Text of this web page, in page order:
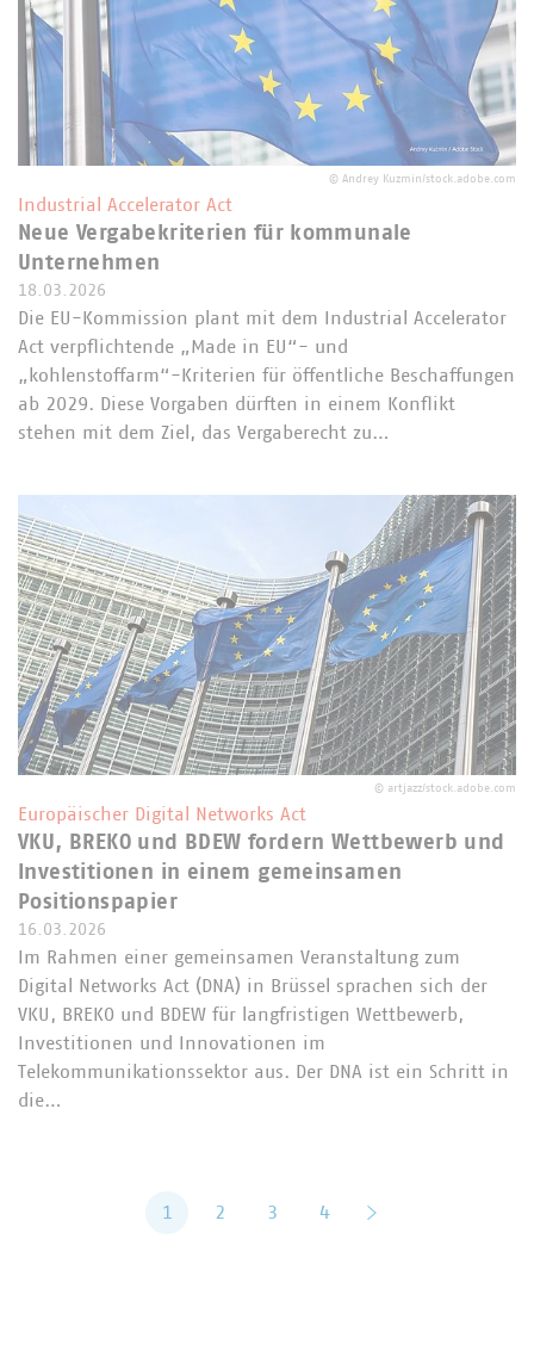
© Andrey Kuzmin/stock.adobe.com
Industrial Accelerator Act
Neue Vergabekriterien für kommunale
Unternehmen
18.03.2026
Die EU-Kommission plant mit dem Industrial Accelerator
Act verpflichtende „Made in EU“- und
„kohlenstoffarm“-Kriterien für öffentliche Beschaffungen
ab 2029. Diese Vorgaben dürften in einem Konflikt
stehen mit dem Ziel, das Vergaberecht zu…
© artjazz/stock.adobe.com
Europäischer Digital Networks Act
VKU, BREKO und BDEW fordern Wettbewerb und
Investitionen in einem gemeinsamen
Positionspapier
16.03.2026
Im Rahmen einer gemeinsamen Veranstaltung zum
Digital Networks Act (DNA) in Brüssel sprachen sich der
VKU, BREKO und BDEW für langfristigen Wettbewerb,
Investitionen und Innovationen im
Telekommunikationssektor aus. Der DNA ist ein Schritt in
die…
1 2 3 4